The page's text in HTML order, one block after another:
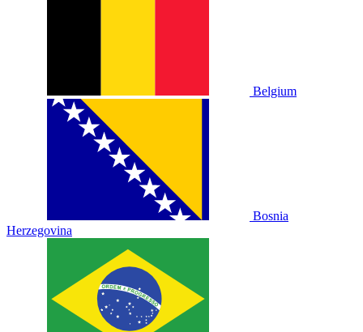
Belgium
Bosnia
Herzegovina